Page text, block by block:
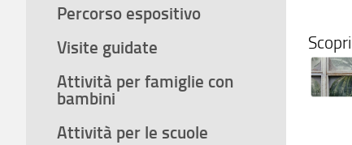
Percorso espositivo
Visite guidate
Attività per famiglie con
bambini
Attività per le scuole